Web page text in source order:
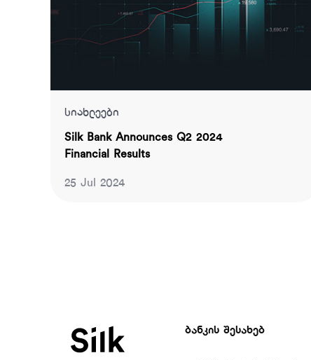
სიახლეები
Silk Bank Announces Q2 2024
Financial Results
25 Jul 2024
ბანკის შესახებ